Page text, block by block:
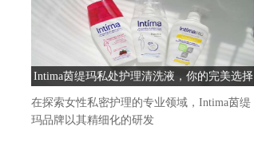
Intima茵缇玛私处护理清洗液，你的完美选择
在探索女性私密护理的专业领域，Intima茵缇
玛品牌以其精细化的研发